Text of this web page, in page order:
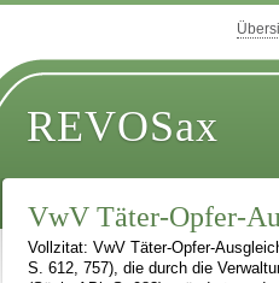
REVOSax
VwV Täter-Opfer-
Vollzitat: VwV Täter-Opfer-
S. 612, 757), die durch die